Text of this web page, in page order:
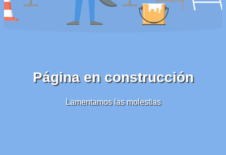
Página en construcción
Lamentamos las molestias